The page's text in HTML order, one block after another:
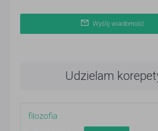
Wyślij wiadomość
Udzielam
filozofia